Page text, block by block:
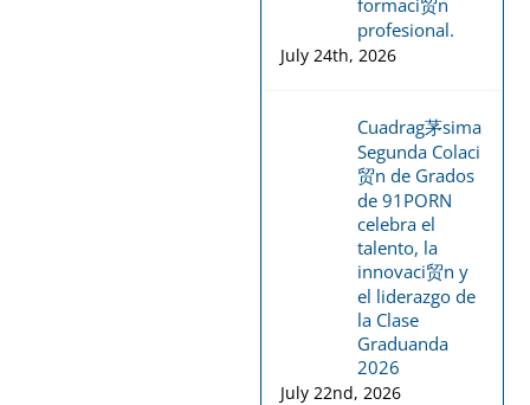
profesional.
July 24th, 2026
Cuadrag茅sima
Segunda Colaci
贸n de Grados
de 91PORN
celebra el
talento, la
innovaci贸n y
el liderazgo de
la Clase
Graduanda
2026
July 22nd, 2026